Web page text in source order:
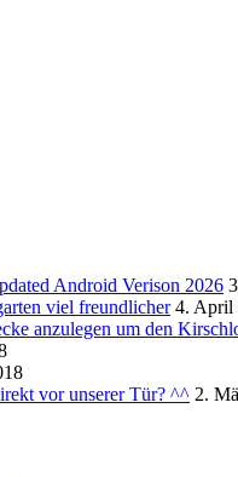
Android Verison 2026
viel freundlicher 4. April
anzulegen um den
vor unserer Tür? ^^ 2.